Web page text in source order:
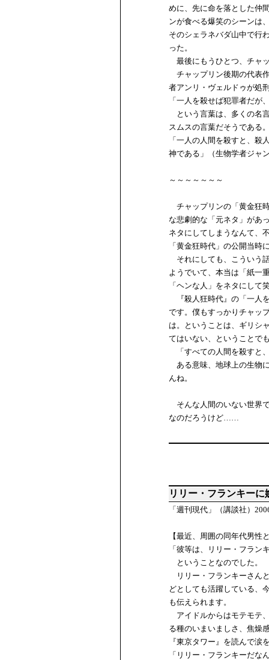
めに、先に命を落とした仲
ンが食べる爆笑のシーンは
そのシェラネバダ山中で行
った。
最後にもうひとつ、チャ
チャップリン後期の代表
者アンリ・ヴェルドゥが処
「一人を殺せば犯罪者だが
という言葉は、多くの名
スムスの言葉だそうである
「一人の人間を殺すと、
神である」（生物学者ジャ
～～～～～～～
チャップリンの「黄金狂
な悲劇的な「元ネタ」があ
ネタにしてしまうなんて、
「黄金狂時代」の公開当時
それにしても、こういう
ようでいて、本当は「紙一
「ヘンな人」をネタにして
『殺人狂時代』の「一人
です。僕もすっかりチャッ
は。ということは、ギリシ
てはいない、ということで
「すべての人間を殺すと
ある意味、地球上の生物
んね。
そんな人間のいない世界
なのだろうけど……
リリー・フランキーに
「週刊現代」（講談社）
【最近、周囲の同年代男性
「彼等は、リリー・フラ
ということなのでした。
リリー・フランキーさん
どとしても活躍している、
も伝えられます。
アイドルからはモテモテ
る種のいまいましさ、焦燥
『東京タワー』を読んで涙
「リリー・フランキーだな